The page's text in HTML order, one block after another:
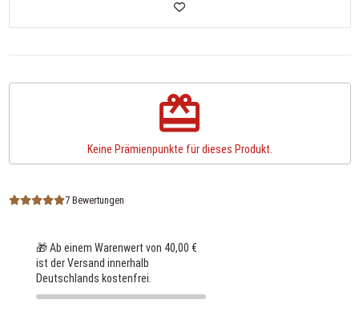
redeem
Keine Prämienpunkte für dieses Produkt.
7 Bewertungen
🎁 Ab einem Warenwert von 40,00 €
ist der Versand innerhalb
Deutschlands kostenfrei.